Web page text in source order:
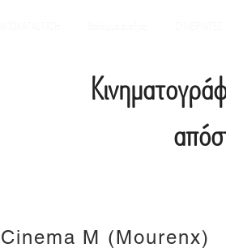
Cinema M (Mourenx)